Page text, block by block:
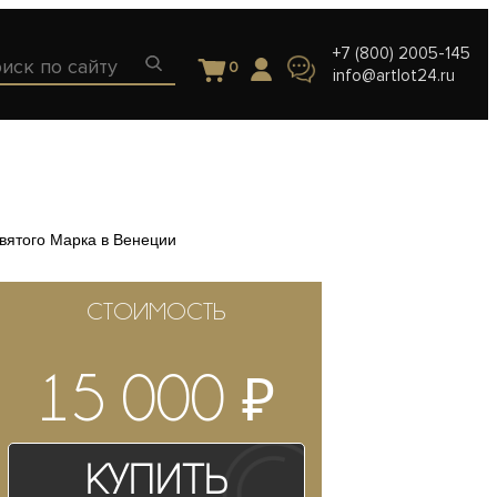
0
+7 (800) 2005-145
info@artlot24.ru
Марка в Венеции
СТОИМОСТЬ
15 000₽
Купить